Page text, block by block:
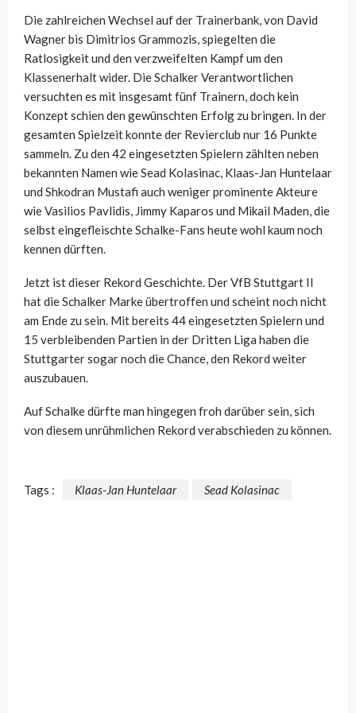
Die zahlreichen Wechsel auf der Trainerbank, von David
Wagner bis Dimitrios Grammozis, spiegelten die
Ratlosigkeit und den verzweifelten Kampf um den
Klassenerhalt wider. Die Schalker Verantwortlichen
versuchten es mit insgesamt fünf Trainern, doch kein
Konzept schien den gewünschten Erfolg zu bringen. In der
gesamten Spielzeit konnte der Revierclub nur 16 Punkte
sammeln. Zu den 42 eingesetzten Spielern zählten neben
bekannten Namen wie Sead Kolasinac, Klaas-Jan Huntelaar
und Shkodran Mustafi auch weniger prominente Akteure
wie Vasilios Pavlidis, Jimmy Kaparos und Mikail Maden, die
selbst eingefleischte Schalke-Fans heute wohl kaum noch
kennen dürften.
Jetzt ist dieser Rekord Geschichte. Der VfB Stuttgart II
hat die Schalker Marke übertroffen und scheint noch nicht
am Ende zu sein. Mit bereits 44 eingesetzten Spielern und
15 verbleibenden Partien in der Dritten Liga haben die
Stuttgarter sogar noch die Chance, den Rekord weiter
auszubauen.
Auf Schalke dürfte man hingegen froh darüber sein, sich
von diesem unrühmlichen Rekord verabschieden zu können.
Tags : Klaas-Jan Huntelaar Sead Kolasinac